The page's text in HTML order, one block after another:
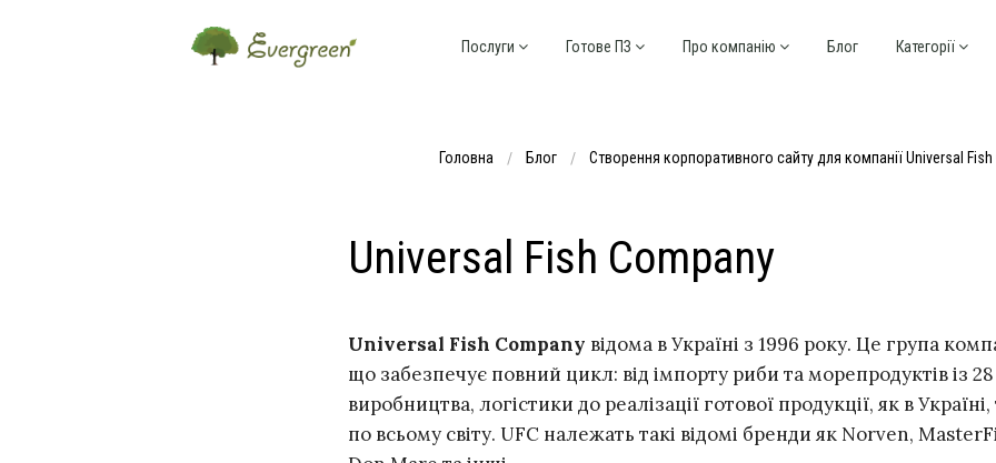
Послуги Готове ПЗ Про компанію Блог Категорії
Головна Блог Створення корпоративного сайту для компанії Universal
Universal Fish Company
Universal Fish Company відома в Україні з 1996 року. Це група
що забезпечує повний цикл: від імпорту риби та морепродуктів із 28
виробництва, логістики до реалізації готової продукції, як в Україні,
по всьому світу. UFC належать такі відомі бренди як Norven,